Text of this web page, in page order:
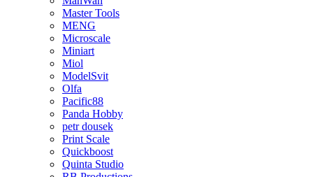
Master Tools
MENG
Microscale
Miniart
Miol
ModelSvit
Olfa
Pacific88
Panda Hobby
petr dousek
Print Scale
Quickboost
Quinta Studio